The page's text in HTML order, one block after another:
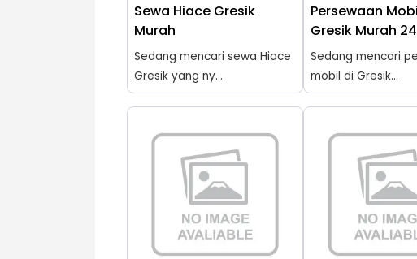
Sewa Hiace Gresik
Murah
Sedang mencari sewa Hiace
Gresik yang ny...
Persewaan
Gresik Murah
Sedang mencari
mobil di Gresik...